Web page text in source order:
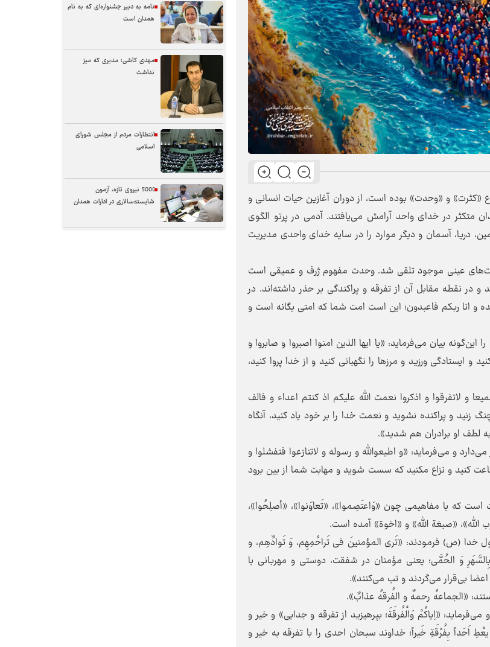
و «وحدت» بوده است، از دوران آغازین حیات انسانی و
متکثر در خدای واحد آرامش می‌یافتند. آدمی در پرتو الگوی
دریا، آسمان و دیگر موارد را در سایه خدای واحدی مدیریت
عینی موجود تلقی شد. وحدت مفهوم ژرف و عمیقی است
در نقطه مقابل آن از تفرقه و پراکندگی بر حذر داشته‌اند. در
هذه امتکم امه واحده و انا ربکم فاعبدون؛ این است امت شما که امتی یگانه است و
را این‌گونه بیان می‌فرماید: «یا ایها الذین امنوا اصبروا و صابروا و
و ایستادگی ورزید و مرزها را نگهبانی کنید و از خدا پروا کنید،
جمیعا و لاتفرقوا و اذکروا نعمت الله علیکم اذ کنتم اعداء و فالف
و پراکنده نشوید و نعمت خدا را بر خود یاد کنید، آنگاه
لطف او برادران هم شدید».
حذر می‌دارد و می‌فرماید: «و اطیعوالله و رسوله و لاتنازعوا فتفشلوا و
کنید و نزاع مکنید که سست شوید و مهابت شما از بین برود
که با مفاهیمی چون «وَاعتَصِموا»، «تَعاوَنوا»، «أصلِحُوا»،
الله»، «صبغة ‏الله» و «اخوة» آمده است.
(ص) فرمودند: «تَری المؤمنینَ فی تَراحُمِهِم، وَ تَوادِّهِم، و
وَ الحُمَّی؛ یعنی مؤمنان در شفقت، دوستی و مهربانی با
بی‌قرار می‌گردند و تب می‌کنند».
«الجماعهُ رحمهٌ و الفُرقهُ عذابٌ».
«اِیاکُمْ وَالْفُرقَةَ؛ بپرهیزید از تفرقه و جدایی» و خیر و
اَحَداً بِفُرْقَةِ خَیراً؛ خداوند سبحان احدی را با تفرقه به خیر و
نامه به دبیر جشنواره‌ای که به نام
همدان است
مهدی کاشی؛ مدیری که میز
نداشت
انتظارات مردم از مجلس شورای
اسلامی
5000 نیروی تازه، آزمون
شایسته‌سالاری در ادارات همدان